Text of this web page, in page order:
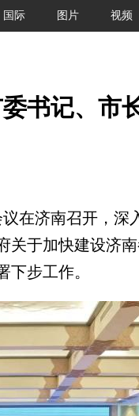
国际 图片 视频
书记、市
济南召开，深
关于加快建设济
步工作。